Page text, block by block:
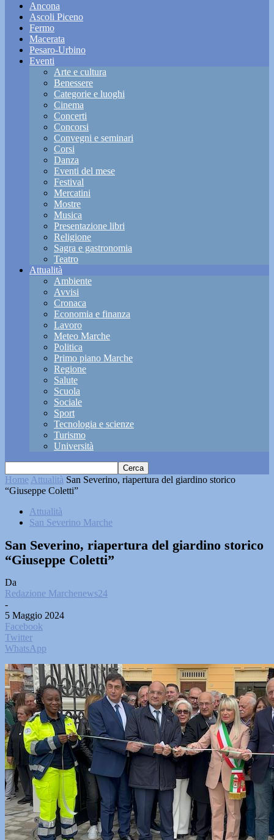
Ancona
Ascoli Piceno
Fermo
Macerata
Pesaro-Urbino
Eventi
Arte e cultura
Benessere
Categorie e luoghi
Cinema
Concerti
Concorsi
Convegni e seminari
Corsi
Danza
Eventi del mese
Festival
Mercatini
Mostre
Musica
Presentazione libri
Religione
Sagra e gastronomia
Teatro
Attualità
Ambiente
Avvisi
Cronaca
Economia e finanza
Lavoro
Meteo Marche
Politica
Primo piano Marche
Regione
Salute
Scuola
Sociale
Sport
Tecnologia e scienze
Turismo
Università
Home Attualità San Severino, riapertura del giardino storico
“Giuseppe Coletti”
Attualità
San Severino Marche
San Severino, riapertura del giardino storico
“Giuseppe Coletti”
Da
Redazione Marchenews24
-
5 Maggio 2024
Facebook
Twitter
WhatsApp